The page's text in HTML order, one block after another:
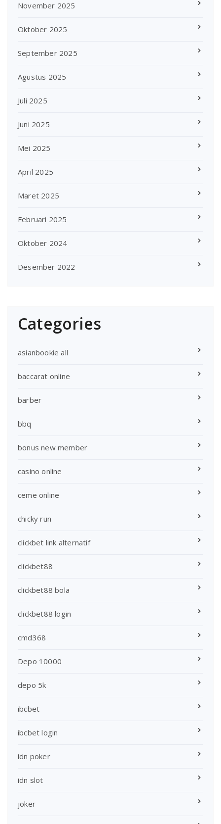
November 2025
Oktober 2025
September 2025
Agustus 2025
Juli 2025
Juni 2025
Mei 2025
April 2025
Maret 2025
Februari 2025
Oktober 2024
Desember 2022
Categories
asianbookie all
baccarat online
barber
bbq
bonus new member
casino online
ceme online
chicky run
clickbet link alternatif
clickbet88
clickbet88 bola
clickbet88 login
cmd368
Depo 10000
depo 5k
ibcbet
ibcbet login
idn poker
idn slot
joker